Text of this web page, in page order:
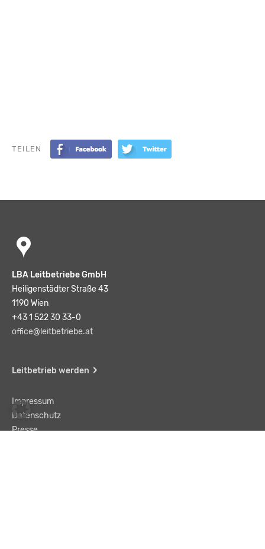
TEILEN
LBA Leitbetriebe GmbH
Heiligenstädter Straße 43
1190 Wien
+43 1 522 30 33-0
office@leitbetriebe.at
Leitbetrieb werden
Impressum
Datenschutz
Presse